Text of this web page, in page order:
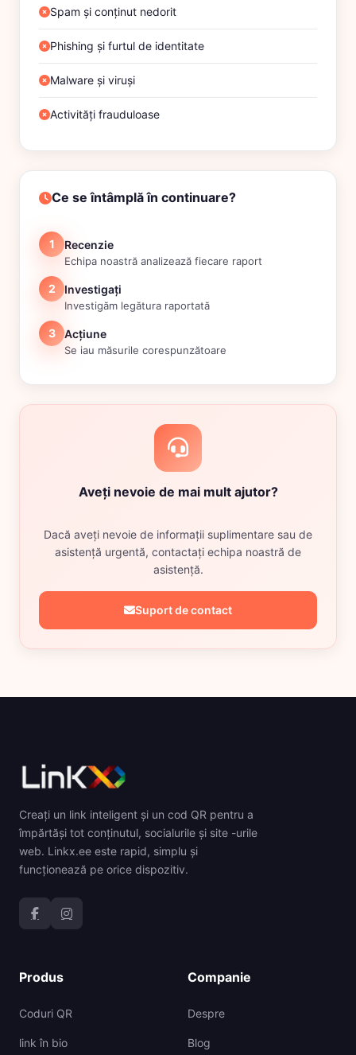
Spam și conținut nedorit
Phishing și furtul de identitate
Malware și viruși
Activități frauduloase
Ce se întâmplă în continuare?
1 Recenzie
Echipa noastră analizează fiecare raport
2 Investigați
Investigăm legătura raportată
3 Acțiune
Se iau măsurile corespunzătoare
Aveți nevoie de mai mult ajutor?
Dacă aveți nevoie de informații suplimentare sau de
asistență urgentă, contactați echipa noastră de
asistență.
Suport de contact
Creați un link inteligent și un cod QR pentru a
împărtăși tot conținutul, socialurile și site -urile
web. Linkx.ee este rapid, simplu și
funcționează pe orice dispozitiv.
Produs
Coduri QR
link în bio
Companie
Despre
Blog